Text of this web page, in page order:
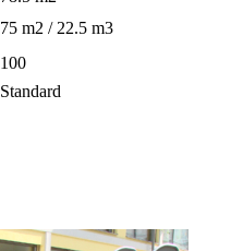
75 m2 / 22.5 m3
100
Standard